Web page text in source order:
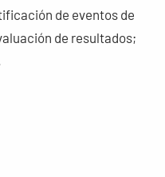
de eventos de
de resultados;